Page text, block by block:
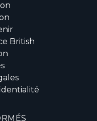
British